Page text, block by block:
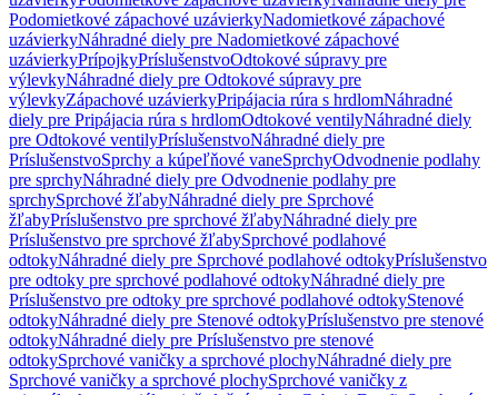
Podomietkové zápachové uzávierkyNadomietkové zápachové
uzávierkyNáhradné diely pre Nadomietkové zápachové
uzávierkyPrípojkyPríslušenstvoOdtokové súpravy pre
výlevkyNáhradné diely pre Odtokové súpravy pre
výlevkyZápachové uzávierkyPripájacia rúra s hrdlomNáhradné
diely pre Pripájacia rúra s hrdlomOdtokové ventilyNáhradné diely
pre Odtokové ventilyPríslušenstvoNáhradné diely pre
PríslušenstvoSprchy a kúpeľňové vaneSprchyOdvodnenie podlahy
pre sprchyNáhradné diely pre Odvodnenie podlahy pre
sprchySprchové žľabyNáhradné diely pre Sprchové
žľabyPríslušenstvo pre sprchové žľabyNáhradné diely pre
Príslušenstvo pre sprchové žľabySprchové podlahové
odtokyNáhradné diely pre Sprchové podlahové odtokyPríslušenstvo
pre odtoky pre sprchové podlahové odtokyNáhradné diely pre
Príslušenstvo pre odtoky pre sprchové podlahové odtokyStenové
odtokyNáhradné diely pre Stenové odtokyPríslušenstvo pre stenové
odtokyNáhradné diely pre Príslušenstvo pre stenové
odtokySprchové vaničky a sprchové plochyNáhradné diely pre
Sprchové vaničky a sprchové plochySprchové vaničky z